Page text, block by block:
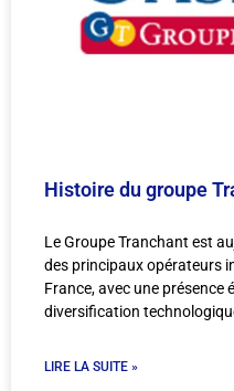
Histoire du groupe
Le Groupe Tranchant est
des principaux opérateurs
France, avec une présence
diversification
LIRE LA SUITE »